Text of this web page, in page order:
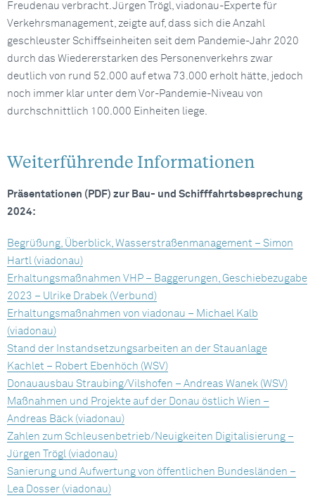
Freudenau verbracht. Jürgen Trögl, viadonau-Experte für
Verkehrsmanagement, zeigte auf, dass sich die Anzahl
geschleuster Schiffseinheiten seit dem Pandemie-Jahr 2020
durch das Wiedererstarken des Personenverkehrs zwar
deutlich von rund 52.000 auf etwa 73.000 erholt hätte, jedoch
noch immer klar unter dem Vor-Pandemie-Niveau von
durchschnittlich 100.000 Einheiten liege.
Weiterführende Informationen
Präsentationen (PDF) zur Bau- und Schifffahrtsbesprechung
2024:
Begrüßung, Überblick, Wasserstraßenmanagement – Simon
Hartl (viadonau)
Erhaltungsmaßnahmen VHP – Baggerungen, Geschiebezugabe
2023 – Ulrike Drabek (Verbund)
Erhaltungsmaßnahmen von viadonau – Michael Kalb
(viadonau)
Stand der Instandsetzungsarbeiten an der Stauanlage
Kachlet – Robert Ebenhöch (WSV)
Donauausbau Straubing/Vilshofen – Andreas Wanek (WSV)
Maßnahmen und Projekte auf der Donau östlich Wien –
Andreas Bäck (viadonau)
Zahlen zum Schleusenbetrieb/Neuigkeiten Digitalisierung –
Jürgen Trögl (viadonau)
Sanierung und Aufwertung von öffentlichen Bundesländen –
Lea Dosser (viadonau)